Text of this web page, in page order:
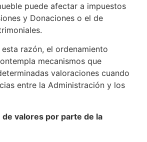
puede afectar a impuestos
y Donaciones o el de
razón, el ordenamiento
mecanismos que
valoraciones cuando
entre la Administración y los
valores por parte de la